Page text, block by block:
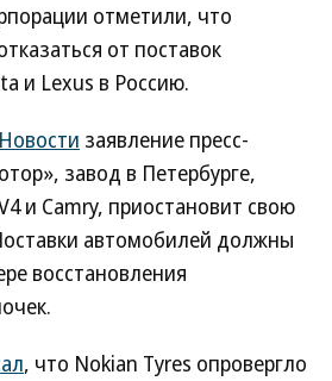
отметили, что
от поставок
и Lexus в Россию.
заявление пресс-
завод в Петербурге,
и Camry, приостановит свою
автомобилей должны
восстановления
, что Nokian Tyres опровергло